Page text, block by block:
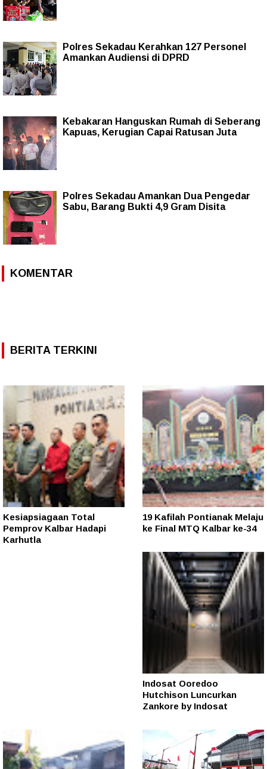
Polres Sekadau Kerahkan 127 Personel
Amankan Audiensi di DPRD
Kebakaran Hanguskan Rumah di Seberang
Kapuas, Kerugian Capai Ratusan Juta
Polres Sekadau Amankan Dua Pengedar
Sabu, Barang Bukti 4,9 Gram Disita
KOMENTAR
BERITA TERKINI
Kesiapsiagaan Total
Pemprov Kalbar Hadapi
Karhutla
19 Kafilah Pontianak Melaju
ke Final MTQ Kalbar ke-34
Indosat Ooredoo
Hutchison Luncurkan
Zankore by Indosat